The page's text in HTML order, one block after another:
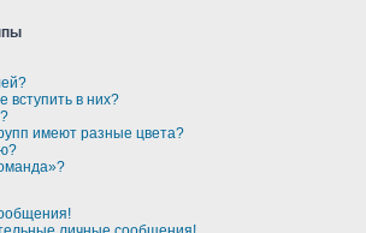
вступить в них?
имеют разные цвета?